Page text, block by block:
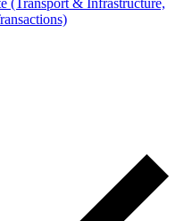
(Transport & Infrastructure,